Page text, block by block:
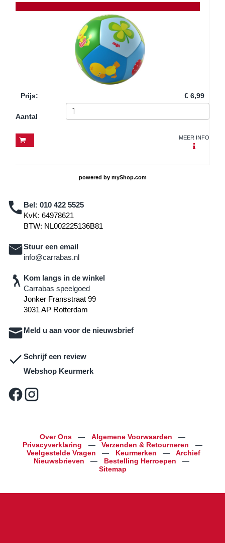
Prijs: € 6,99
Aantal
MEER INFO
powered by myShop.com
Bel: 010 422 5525
KvK: 64978621
BTW: NL002225136B81
Stuur een email
info@carrabas.nl
Kom langs in de winkel
Carrabas speelgoed
Jonker Fransstraat 99
3031 AP Rotterdam
Meld u aan voor de nieuwsbrief
Schrijf een review
Webshop Keurmerk
Over Ons — Algemene Voorwaarden
—
Privacyverklaring
— Verzenden & Retourneren
—
Veelgestelde Vragen
— Keurmerken —
Archief
Nieuwsbrieven
— Bestelling Herroepen
—
Sitemap